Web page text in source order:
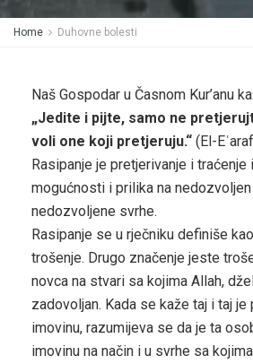
Home Duhovne bolesti
Naš Gospodar u Časnom Kur’anu
„Jedite i pijte, samo ne
voli one koji pretjeruju.“ (El-
Rasipanje je pretjerivanje i traćenje
mogućnosti i prilika na nedozvoljen
nedozvoljene svrhe.
Rasipanje se u rječniku definiše
trošenje. Drugo značenje jeste
novca na stvari sa kojima Allah,
zadovoljan. Kada se kaže taj i taj
imovinu, razumijeva se da je ta
imovinu na način i u svrhe sa